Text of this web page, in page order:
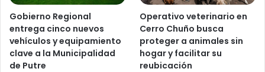
Gobierno Regional
entrega cinco nuevos
vehículos y equipamiento
clave a la Municipalidad
de Putre
Operativo veterinario en
Cerro Chuño busca
proteger a animales sin
hogar y facilitar su
reubicación